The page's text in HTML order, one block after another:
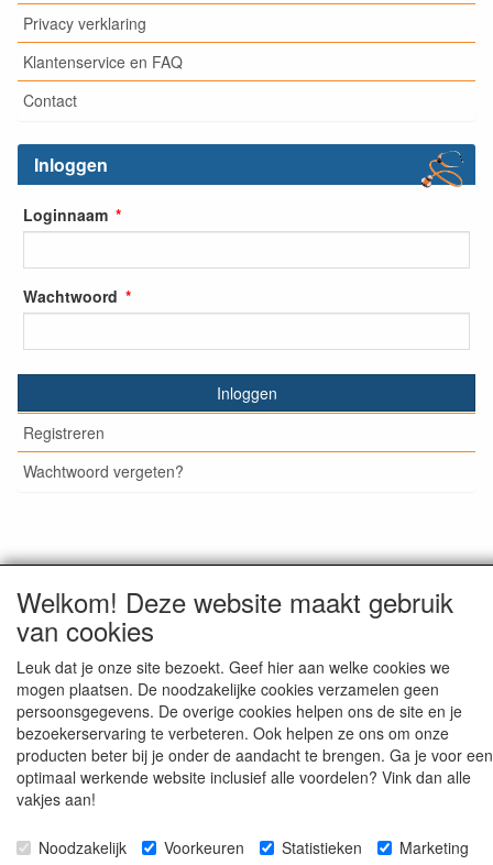
Privacy verklaring
Klantenservice en FAQ
Contact
Inloggen
Loginnaam
Wachtwoord
Inloggen
Registreren
Wachtwoord vergeten?
zijn inclusief BTW en exclusiefverzendkosten, tenzij anders
staat aangegeven.
Welkom! Deze website maakt gebruik
van cookies
Leuk dat je onze site bezoekt. Geef hier aan welke cookies we
mogen plaatsen. De noodzakelijke cookies verzamelen geen
persoonsgegevens. De overige cookies helpen ons de site en je
bezoekerservaring te verbeteren. Ook helpen ze ons om onze
producten beter bij je onder de aandacht te brengen. Ga je voor een
optimaal werkende website inclusief alle voordelen? Vink dan alle
vakjes aan!
Noodzakelijk Voorkeuren Statistieken Marketing